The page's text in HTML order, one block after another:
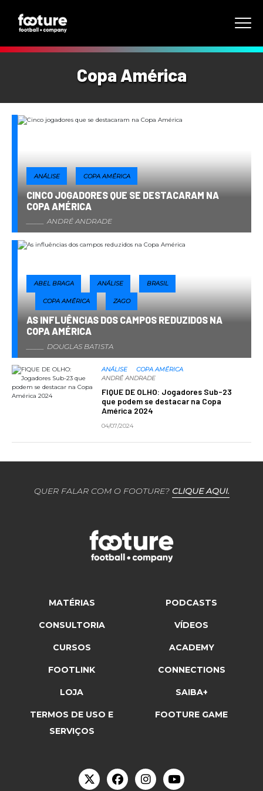
Copa América
ANÁLISE COPA AMÉRICA
CINCO JOGADORES QUE SE DESTACARAM NA
COPA AMÉRICA
ANDRÉ ANDRADE
ABEL BRAGA ANÁLISE BRASIL
COPA AMÉRICA ZAGO
AS INFLUÊNCIAS DOS CAMPOS REDUZIDOS NA
COPA AMÉRICA
DOUGLAS BATISTA
ANÁLISE
COPA AMÉRICA
ANDRÉ ANDRADE
FIQUE DE OLHO: Jogadores Sub-23
que podem se destacar na Copa
América 2024
04/07/2024
QUER FALAR COM O FOOTURE? CLIQUE AQUI.
MATÉRIAS PODCASTS
CONSULTORIA VÍDEOS
CURSOS ACADEMY
FOOTLINK CONNECTIONS
LOJA SAIBA+
TERMOS DE USO E
SERVIÇOS
FOOTURE GAME